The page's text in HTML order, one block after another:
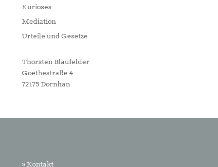
Kurioses
Mediation
Urteile und Gesetze
Thorsten Blaufelder
Goethestraße 4
72175 Dornhan
» Kontakt